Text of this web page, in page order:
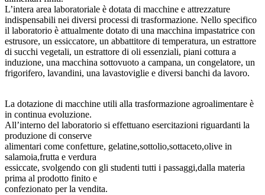
L’intera area laboratoriale è dotata di macchine e attrezzature
indispensabili nei diversi processi di trasformazione. Nello specifico
il laboratorio è attualmente dotato di una macchina impastatrice con
estrusore, un essiccatore, un abbattitore di temperatura, un estrattore
di succhi vegetali, un estrattore di oli essenziali, piani cottura a
induzione, una macchina sottovuoto a campana, un congelatore, un
frigorifero, lavandini, una lavastoviglie e diversi banchi da lavoro.
La dotazione di macchine utili alla trasformazione agroalimentare è
in continua evoluzione.
All’interno del laboratorio si effettuano esercitazioni riguardanti la
produzione di conserve
alimentari come confetture, gelatine,sottolio,sottaceto,olive in
salamoia,frutta e verdura
essiccate, svolgendo con gli studenti tutti i passaggi,dalla materia
prima al prodotto finito e
confezionato per la vendita.